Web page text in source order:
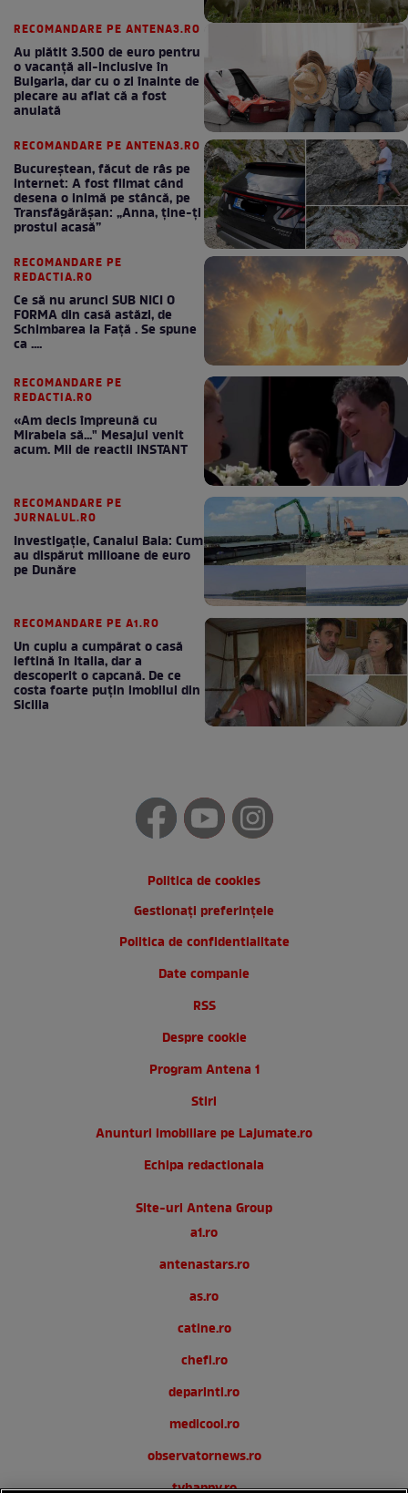
RECOMANDARE PE ANTENA3.RO
Au plătit 3.500 de euro pentru
o vacanță all-inclusive în
Bulgaria, dar cu o zi înainte de
plecare au aflat că a fost
anulată
RECOMANDARE PE ANTENA3.RO
Bucureștean, făcut de râs pe
internet: A fost filmat când
desena o inimă pe stâncă, pe
Transfăgărășan: „Anna, ține-ți
prostul acasă”
RECOMANDARE PE
REDACTIA.RO
Ce să nu arunci SUB NICI O
FORMA din casă astăzi, de
Schimbarea la Față . Se spune
ca ....
RECOMANDARE PE
REDACTIA.RO
«Am decis împreună cu
Mirabela să..." Mesajul venit
acum. Mii de reactii INSTANT
RECOMANDARE PE
JURNALUL.RO
Investigație, Canalul Bala: Cum
au dispărut milioane de euro
pe Dunăre
RECOMANDARE PE A1.RO
Un cuplu a cumpărat o casă
ieftină în Italia, dar a
descoperit o capcană. De ce
costa foarte puțin imobilul din
Sicilia
Politica de cookies
Gestionați preferințele
Politica de confidentialitate
Date companie
RSS
Despre cookie
Program Antena 1
Stiri
Anunturi imobiliare pe Lajumate.ro
Echipa redactionala
Site-uri Antena Group
a1.ro
antenastars.ro
as.ro
catine.ro
chefi.ro
deparinti.ro
medicool.ro
observatornews.ro